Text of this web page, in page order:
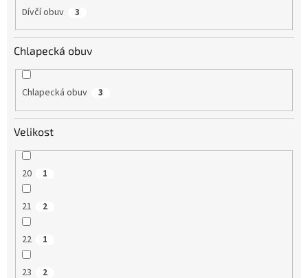
Dívčí obuv 3
Chlapecká obuv
Chlapecká obuv 3
Velikost
20 1
21 2
22 1
23 2